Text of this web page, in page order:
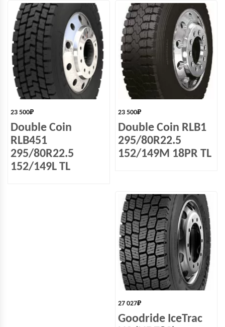
23 500₽
Double Coin
RLB451
295/80R22.5
152/149L TL
23 500₽
Double Coin RLB1
295/80R22.5
152/149M 18PR TL
27 027₽
Goodride IceTrac